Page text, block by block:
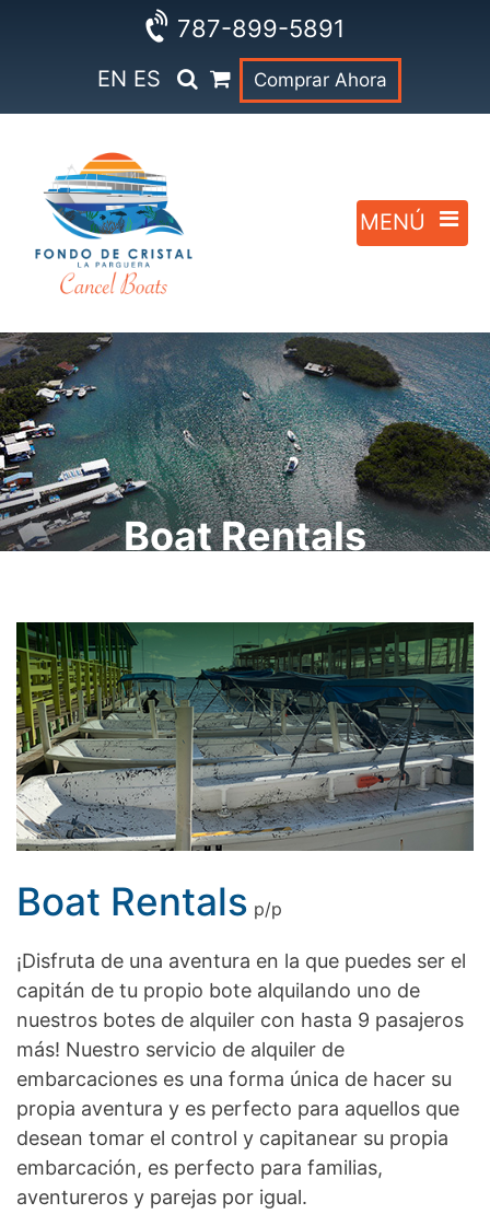
787-899-5891
EN ES Comprar Ahora
Boat Rentals
Boat Rentals p/p
¡Disfruta de una aventura en la que puedes ser el
capitán de tu propio bote alquilando uno de
nuestros botes de alquiler con hasta 9 pasajeros
más! Nuestro servicio de alquiler de
embarcaciones es una forma única de hacer su
propia aventura y es perfecto para aquellos que
desean tomar el control y capitanear su propia
embarcación, es perfecto para familias,
aventureros y parejas por igual.